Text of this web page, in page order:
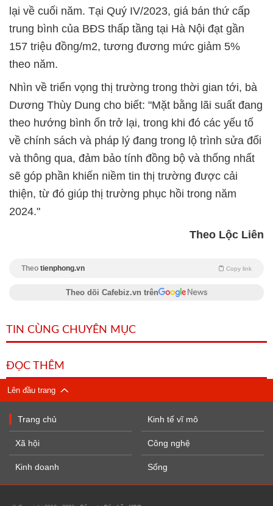
lại về cuối năm. Tại Quý IV/2023, giá bán thứ cấp
trung bình của BĐS thấp tầng tại Hà Nội đạt gần
157 triệu đồng/m2, tương đương mức giảm 5%
theo năm.
Nhìn về triển vọng thị trường trong thời gian tới, bà
Dương Thùy Dung cho biết: "Mặt bằng lãi suất đang
theo hướng bình ổn trở lại, trong khi đó các yếu tố
về chính sách và pháp lý đang trong lộ trình sửa đổi
và thông qua, đảm bảo tính đồng bộ và thống nhất
sẽ góp phần khiến niềm tin thị trường được cải
thiện, từ đó giúp thị trường phục hồi trong năm
2024."
Theo Lộc Liên
Theo tienphong.vn Copy link
Theo dõi Cafebiz.vn trên
TIN CÙNG CHUYÊN MỤC
ĐỌC THÊM
Lên đầu trang
Trang chủ
Xã hội
Kinh doanh
Kinh tế vĩ mô
Công nghệ
Sống